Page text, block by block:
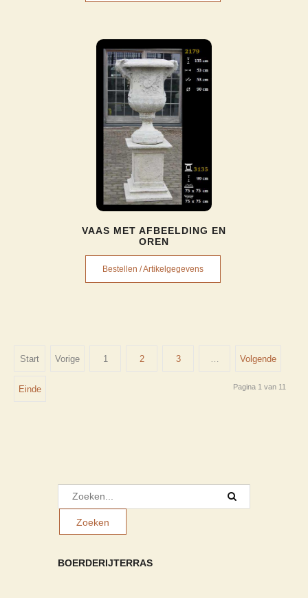
VAAS MET AFBEELDING EN
OREN
Bestellen / Artikelgegevens
Start Vorige 1 2 3 Volgende
Einde Pagina 1 van 11
BOERDERIJTERRAS